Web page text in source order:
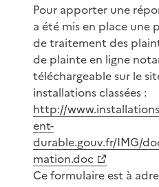
Pour apporter une
a été mis en place une
de traitement des
de plainte en ligne
téléchargeable sur le
installations classées :
http://
ent-
durable.gouv.fr/IMG/
mation.doc
Ce formulaire est à